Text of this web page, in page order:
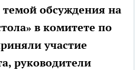
обсуждения на
в комитете по
участие
руководители